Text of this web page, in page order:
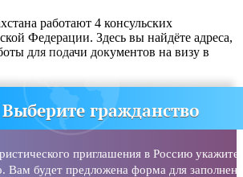
работают 4 консульских
Федерации. Здесь вы найдёте адреса,
для подачи документов на визу в
гражданство
приглашения в Россию укажите
Вам будет предложена форма для